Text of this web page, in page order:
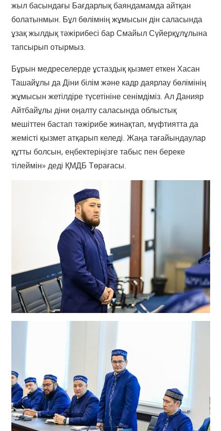
жыл басындағы Бағдарлық баяндамамда айтқан
болатынмын. Бұл бөлімнің жұмысын дін саласында
ұзақ жылдық тәжірибесі бар Смайыл Сүйерқұлұлына
тапсырып отырмыз.
Бұрын медреселерде ұстаздық қызмет еткен Хасан
Ташайұлы да Діни білім және кадр даярлау бөлімінің
жұмысын жетілдіре түсетініне сенімдіміз. Ал Данияр
Айтбайұлы діни оңалту саласында облыстық
мешіттен бастап тәжірибе жинақтап, мүфтиятта да
жемісті қызмет атқарып келеді. Жаңа тағайындаулар
құтты болсын, еңбектеріңізге табыс пен береке
тілеймін» деді ҚМДБ Төрағасы.